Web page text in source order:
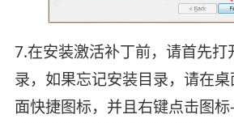
7.在安装激活补丁前，请首先打
录，如果忘记安装目录，请在
面快捷图标，并且右键点击图